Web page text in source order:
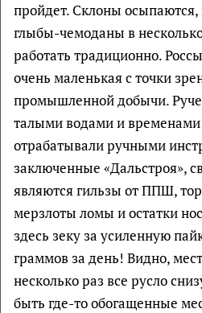
пройдет. Склоны
глыбы-чемоданы в
работать традиционно.
очень маленькая с точки
промышленной добычи.
талыми водами и временами
отрабатывали ручными
заключенные «Дальстроя»,
являются гильзы от ППШ,
мерзлоты ломы и остатки
здесь зеку за усиленную
граммов за день! Видно,
несколько раз все русло
быть где-то обогащенные